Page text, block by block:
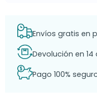
Envíos gratis en
Devolución en
Pago 100%